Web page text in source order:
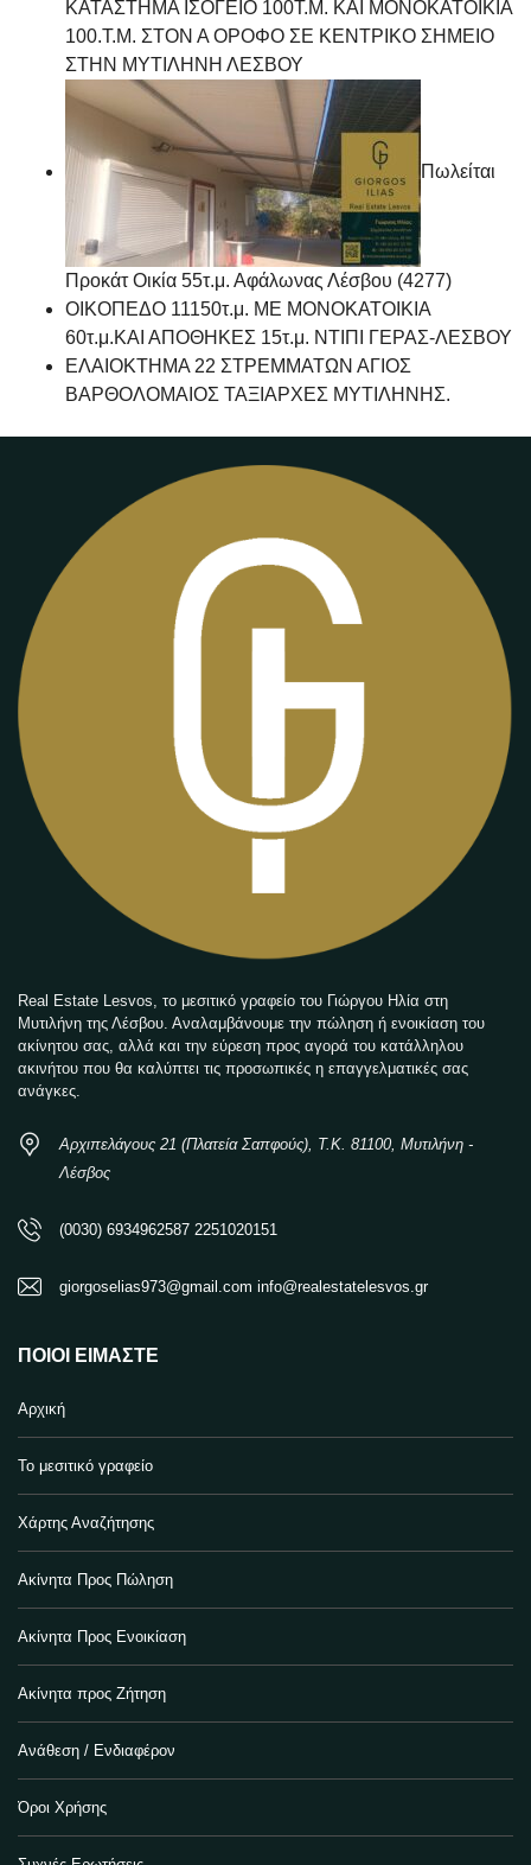
ΚΑΤΑΣΤΗΜΑ ΙΣΟΓΕΙΟ 100Τ.Μ. ΚΑΙ ΜΟΝΟΚΑΤΟΙΚΙΑ
100.Τ.Μ. ΣΤΟΝ Α ΟΡΟΦΟ ΣΕ ΚΕΝΤΡΙΚΟ ΣΗΜΕΙΟ
ΣΤΗΝ ΜΥΤΙΛΗΝΗ ΛΕΣΒΟΥ
Πωλείται
Προκάτ Οικία 55τ.μ. Αφάλωνας Λέσβου (4277)
ΟΙΚΟΠΕΔΟ 11150τ.μ. ΜΕ ΜΟΝΟΚΑΤΟΙΚΙΑ
60τ.μ.ΚΑΙ ΑΠΟΘΗΚΕΣ 15τ.μ. ΝΤΙΠΙ ΓΕΡΑΣ-ΛΕΣΒΟΥ
ΕΛΑΙΟΚΤΗΜΑ 22 ΣΤΡΕΜΜΑΤΩΝ ΑΓΙΟΣ
ΒΑΡΘΟΛΟΜΑΙΟΣ ΤΑΞΙΑΡΧΕΣ ΜΥΤΙΛΗΝΗΣ.
Real Estate Lesvos, το μεσιτικό γραφείο του Γιώργου Ηλία στη
Μυτιλήνη της Λέσβου. Αναλαμβάνουμε την πώληση ή ενοικίαση του
ακίνητου σας, αλλά και την εύρεση προς αγορά του κατάλληλου
ακινήτου που θα καλύπτει τις προσωπικές η επαγγελματικές σας
ανάγκες.
Αρχιπελάγους 21 (Πλατεία Σαπφούς), Τ.Κ. 81100, Μυτιλήνη -
Λέσβος
(0030) 6934962587 2251020151
giorgoselias973@gmail.com info@realestatelesvos.gr
ΠΟΙΟΙ ΕΊΜΑΣΤΕ
Αρχική
Το μεσιτικό γραφείο
Χάρτης Αναζήτησης
Ακίνητα Προς Πώληση
Ακίνητα Προς Ενοικίαση
Ακίνητα προς Ζήτηση
Ανάθεση / Ενδιαφέρον
Όροι Χρήσης